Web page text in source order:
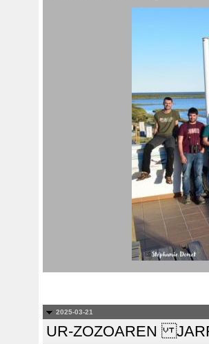
2025-03-21
UR-ZOZOAREN